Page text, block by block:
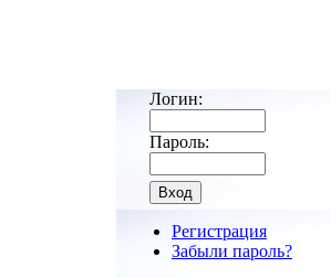
Логин:
Пароль:
Регистрация
Забыли пароль?